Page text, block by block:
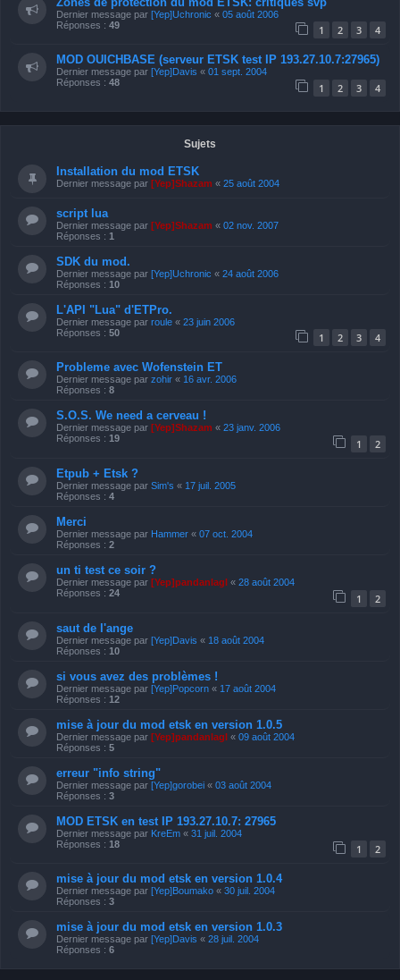
Dernier message par [Yep]Uchronic « 05 août 2006
Réponses : 49 1 2 3 4
MOD OUICHBASE (serveur ETSK test IP 193.27.10.7:27965)
Dernier message par [Yep]Davis « 01 sept. 2004
Réponses : 48 1 2 3 4
Sujets
Installation du mod ETSK
Dernier message par [Yep]Shazam « 25 août 2004
script lua
Dernier message par [Yep]Shazam « 02 nov. 2007
Réponses : 1
SDK du mod.
Dernier message par [Yep]Uchronic « 24 août 2006
Réponses : 10
L'API "Lua" d'ETPro.
Dernier message par roule « 23 juin 2006
Réponses : 50 1 2 3 4
Probleme avec Wofenstein ET
Dernier message par zohir « 16 avr. 2006
Réponses : 8
S.O.S. We need a cerveau !
Dernier message par [Yep]Shazam « 23 janv. 2006
Réponses : 19 1 2
Etpub + Etsk ?
Dernier message par Sim's « 17 juil. 2005
Réponses : 4
Merci
Dernier message par Hammer « 07 oct. 2004
Réponses : 2
un ti test ce soir ?
Dernier message par [Yep]pandanlagl « 28 août 2004
Réponses : 24 1 2
saut de l'ange
Dernier message par [Yep]Davis « 18 août 2004
Réponses : 10
si vous avez des problèmes !
Dernier message par [Yep]Popcorn « 17 août 2004
Réponses : 12
mise à jour du mod etsk en version 1.0.5
Dernier message par [Yep]pandanlagl « 09 août 2004
Réponses : 5
erreur "info string"
Dernier message par [Yep]gorobei « 03 août 2004
Réponses : 3
MOD ETSK en test IP 193.27.10.7: 27965
Dernier message par KreEm « 31 juil. 2004
Réponses : 18 1 2
mise à jour du mod etsk en version 1.0.4
Dernier message par [Yep]Boumako « 30 juil. 2004
Réponses : 3
mise à jour du mod etsk en version 1.0.3
Dernier message par [Yep]Davis « 28 juil. 2004
Réponses : 6